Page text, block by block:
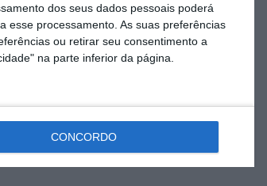
dos seus dados pessoais poderá
esse processamento. As suas preferências
ou retirar seu consentimento a
na parte inferior da página.
CONCORDO
de Coruche, que
de produto
foi possível deter o
diverso material de